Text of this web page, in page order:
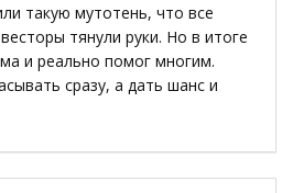
такую мутотень, что все
тянули руки. Но в итоге
и реально помог многим.
сразу, а дать шанс и